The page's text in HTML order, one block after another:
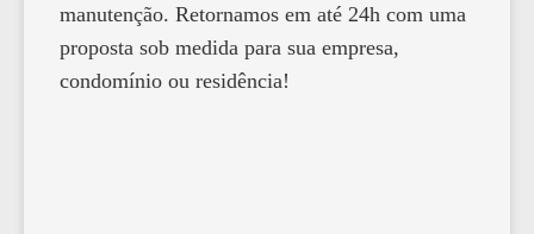
manutenção. Retornamos em até 24h com uma
proposta sob medida para sua empresa,
condomínio ou residência!